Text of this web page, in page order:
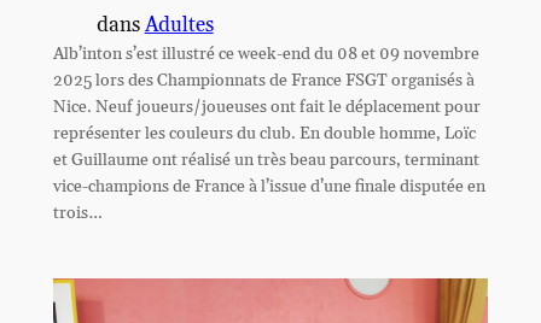
dansAdultes
Alb’inton s’est illustré ce week-end du 08 et 09 novembre
2025 lors des Championnats de France FSGT organisés à
Nice. Neuf joueurs/joueuses ont fait le déplacement pour
représenter les couleurs du club. En double homme, Loïc
et Guillaume ont réalisé un très beau parcours, terminant
vice-champions de France à l’issue d’une finale disputée en
trois…